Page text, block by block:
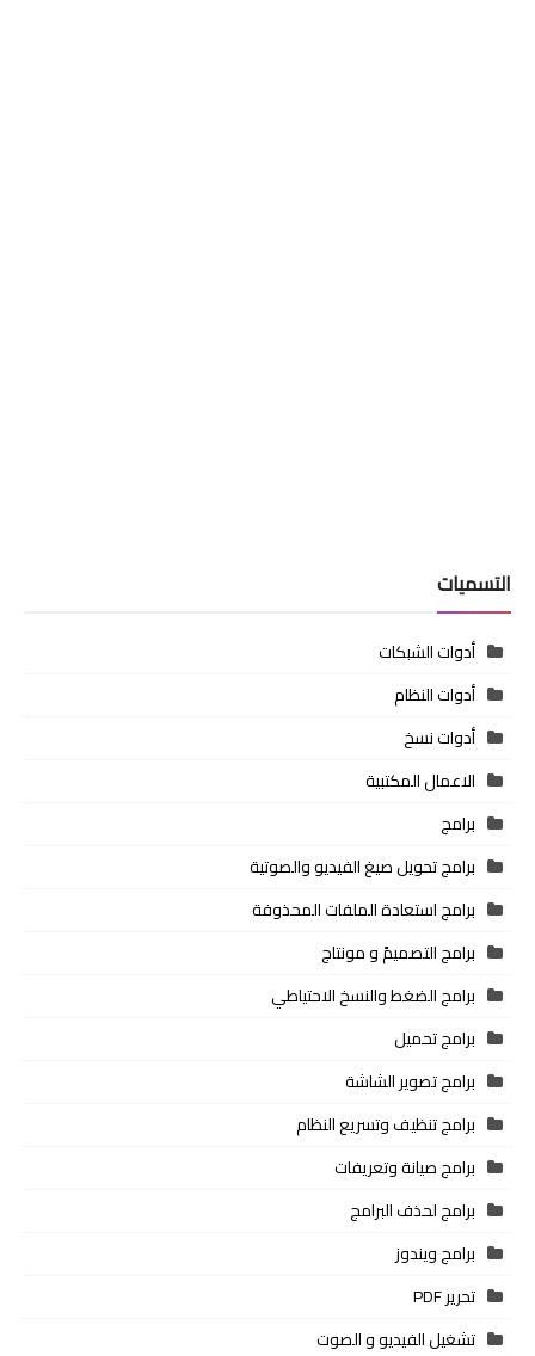
التسميات
أدوات الشبكات
أدوات النظام
أدوات نسخ
الاعمال المكتبية
برامج
برامج تحويل صيغ الفيديو والصوتية
برامج استعادة الملفات المحذوفة
برامج التصميمً و مونتاج
برامج الضغط والنسخ الاحتياطي
برامج تحميل
برامج تصوير الشاشة
برامج تنظيف وتسريع النظام
برامج صيانة وتعريفات
برامج لحذف البرامج
برامج ويندوز
تحرير PDF
تشغيل الفيديو و الصوت